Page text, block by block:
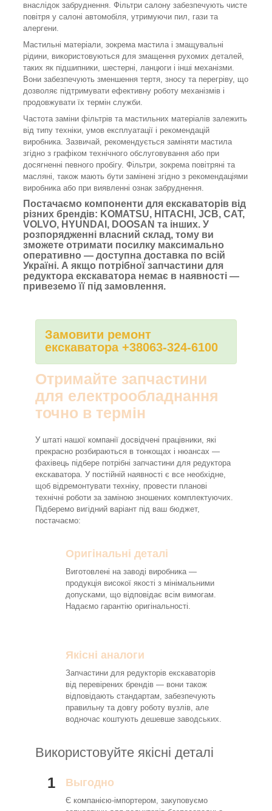
внаслідок забруднення. Фільтри салону забезпечують чисте
повітря у салоні автомобіля, утримуючи пил, гази та
алергени.
Мастильні матеріали, зокрема мастила і змащувальні
рідини, використовуються для змащення рухомих деталей,
таких як підшипники, шестерні, ланцюги і інші механізми.
Вони забезпечують зменшення тертя, зносу та перегріву, що
дозволяє підтримувати ефективну роботу механізмів і
продовжувати їх термін служби.
Частота заміни фільтрів та мастильних матеріалів залежить
від типу техніки, умов експлуатації і рекомендацій
виробника. Зазвичай, рекомендується заміняти мастила
згідно з графіком технічного обслуговування або при
досягненні певного пробігу. Фільтри, зокрема повітряні та
масляні, також мають бути замінені згідно з рекомендаціями
виробника або при виявленні ознак забруднення.
Постачаємо компоненти для екскаваторів від
різних брендів: KOMATSU, HITACHI, JCB, CAT,
VOLVO, HYUNDAI, DOOSAN та інших. У
розпорядженні власний склад, тому ви
зможете отримати посилку максимально
оперативно — доступна доставка по всій
Україні. А якщо потрібної запчастини для
редуктора екскаватора немає в наявності —
привеземо її під замовлення.
Замовити ремонт
екскаватора +38063-324-6100
Отримайте запчастини
для електрообладнання
точно в термін
У штаті нашої компанії досвідчені працівники, які
прекрасно розбираються в тонкощах і нюансах —
фахівець підбере потрібні запчастини для редуктора
екскаватора. У постійній наявності є все необхідне,
щоб відремонтувати техніку, провести планові
технічні роботи за заміною зношених комплектуючих.
Підберемо вигідний варіант під ваш бюджет,
постачаємо:
Оригінальні деталі
Виготовлені на заводі виробника —
продукція високої якості з мінімальними
допусками, що відповідає всім вимогам.
Надаємо гарантію оригінальності.
Якісні аналоги
Запчастини для редукторів екскаваторів
від перевірених брендів — вони також
відповідають стандартам, забезпечують
правильну та довгу роботу вузлів, але
водночас коштують дешевше заводських.
Використовуйте якісні деталі
1 Выгодно
Є компанією-імпортером, закуповуємо